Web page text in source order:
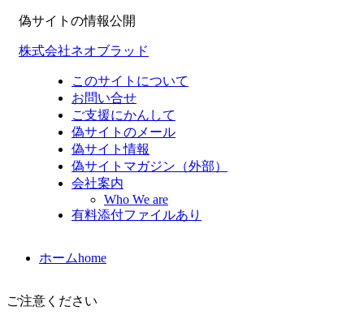
偽サイトの情報公開
株式会社ネオブラッド
このサイトについて
お問い合せ
ご支援にかんして
偽サイトのメール
偽サイト情報
偽サイトマガジン（外部）
会社案内
Who We are
有料添付ファイルあり
ホームhome
ご注意ください